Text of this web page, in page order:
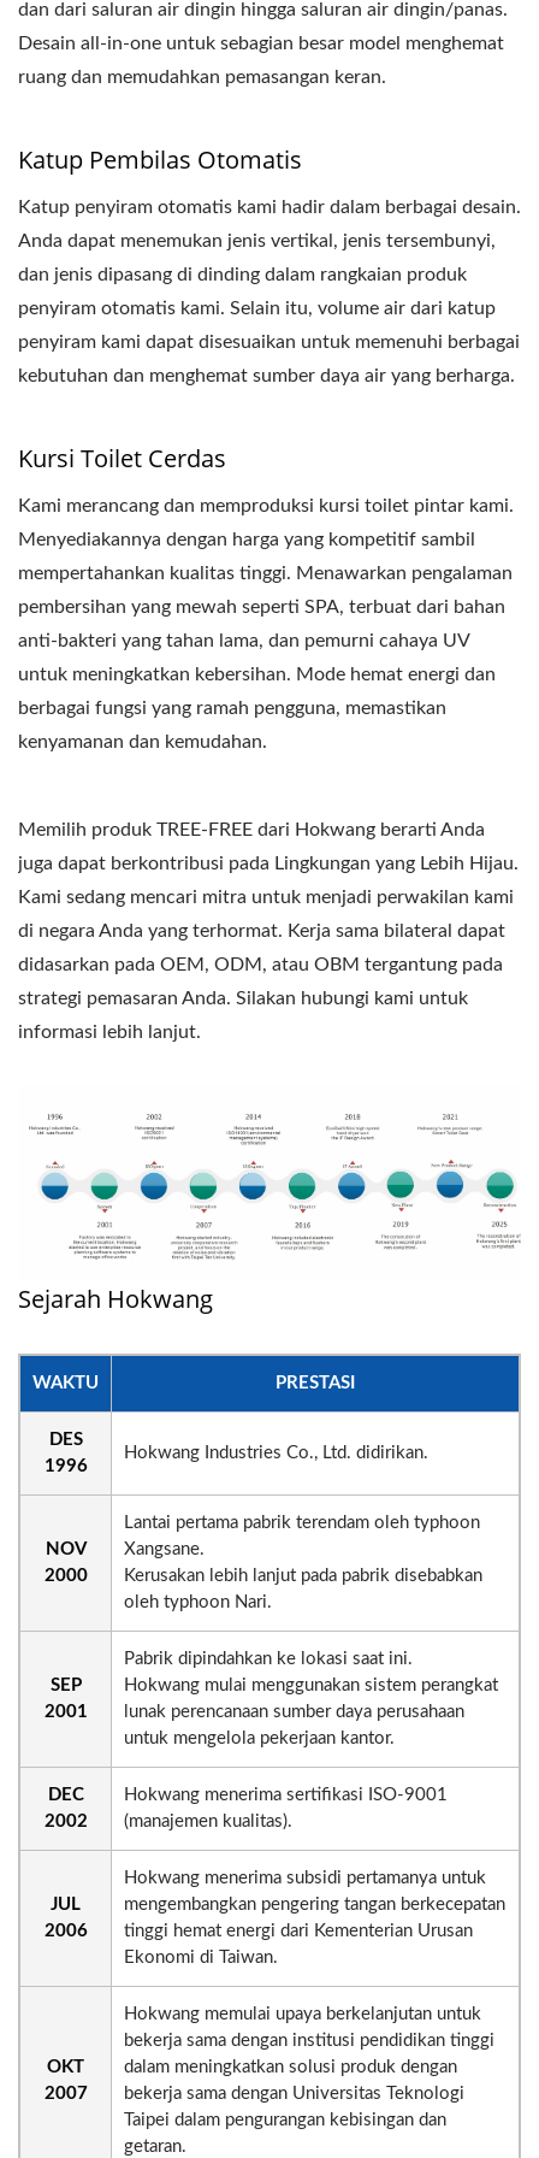
dan dari saluran air dingin hingga saluran air dingin/panas.
Desain all-in-one untuk sebagian besar model menghemat
ruang dan memudahkan pemasangan keran.
Katup Pembilas Otomatis
Katup penyiram otomatis kami hadir dalam berbagai desain.
Anda dapat menemukan jenis vertikal, jenis tersembunyi,
dan jenis dipasang di dinding dalam rangkaian produk
penyiram otomatis kami. Selain itu, volume air dari katup
penyiram kami dapat disesuaikan untuk memenuhi berbagai
kebutuhan dan menghemat sumber daya air yang berharga.
Kursi Toilet Cerdas
Kami merancang dan memproduksi kursi toilet pintar kami.
Menyediakannya dengan harga yang kompetitif sambil
mempertahankan kualitas tinggi. Menawarkan pengalaman
pembersihan yang mewah seperti SPA, terbuat dari bahan
anti-bakteri yang tahan lama, dan pemurni cahaya UV
untuk meningkatkan kebersihan. Mode hemat energi dan
berbagai fungsi yang ramah pengguna, memastikan
kenyamanan dan kemudahan.
Memilih produk TREE-FREE dari Hokwang berarti Anda
juga dapat berkontribusi pada Lingkungan yang Lebih Hijau.
Kami sedang mencari mitra untuk menjadi perwakilan kami
di negara Anda yang terhormat. Kerja sama bilateral dapat
didasarkan pada OEM, ODM, atau OBM tergantung pada
strategi pemasaran Anda. Silakan hubungi kami untuk
informasi lebih lanjut.
Sejarah Hokwang
WAKTU PRESTASI
DES
1996
Hokwang Industries Co., Ltd. didirikan.
NOV
2000
Lantai pertama pabrik terendam oleh typhoon
Xangsane.
Kerusakan lebih lanjut pada pabrik disebabkan
oleh typhoon Nari.
SEP
2001
Pabrik dipindahkan ke lokasi saat ini.
Hokwang mulai menggunakan sistem perangkat
lunak perencanaan sumber daya perusahaan
untuk mengelola pekerjaan kantor.
DEC
2002
Hokwang menerima sertifikasi ISO-9001
(manajemen kualitas).
JUL
2006
Hokwang menerima subsidi pertamanya untuk
mengembangkan pengering tangan berkecepatan
tinggi hemat energi dari Kementerian Urusan
Ekonomi di Taiwan.
OKT
2007
Hokwang memulai upaya berkelanjutan untuk
bekerja sama dengan institusi pendidikan tinggi
dalam meningkatkan solusi produk dengan
bekerja sama dengan Universitas Teknologi
Taipei dalam pengurangan kebisingan dan
getaran.